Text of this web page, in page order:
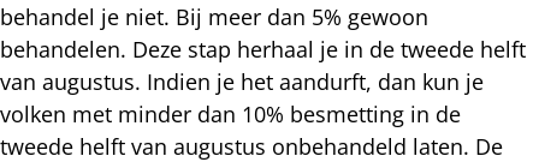
behandel je niet. Bij meer dan 5% gewoon
behandelen. Deze stap herhaal je in de tweede helft
van augustus. Indien je het aandurft, dan kun je
volken met minder dan 10% besmetting in de
tweede helft van augustus onbehandeld laten. De